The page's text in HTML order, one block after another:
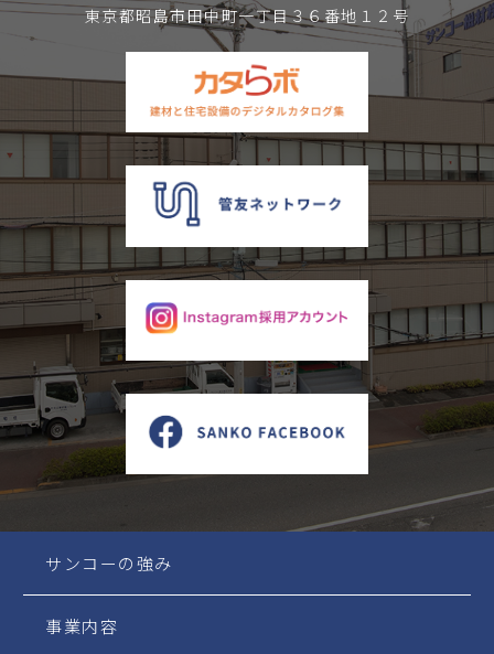
東京都昭島市田中町一丁目３６番地１２号
サンコーの強み
事業内容